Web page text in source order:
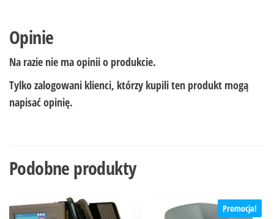
Opinie
Na razie nie ma opinii o produkcie.
Tylko zalogowani klienci, którzy kupili ten produkt mogą
napisać opinię.
Podobne produkty
Promocja!